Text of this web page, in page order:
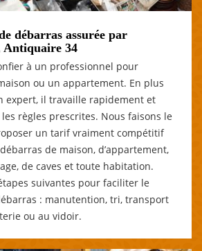
débarras assurée par
34
à un professionnel pour
ou un appartement. En plus
expert, il travaille rapidement et
règles prescrites. Nous faisons le
un tarif vraiment compétitif
de maison, d’appartement,
de caves et toute habitation.
suivantes pour faciliter le
: manutention, tri, transport
ou au vidoir.